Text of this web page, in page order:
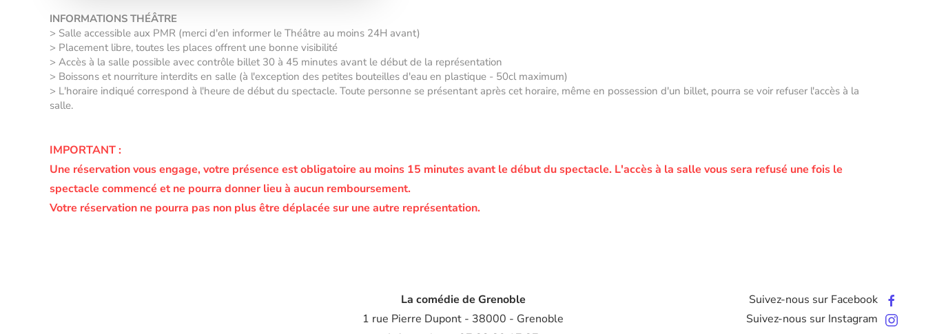
INFORMATIONS THÉÂTRE
> Salle accessible aux PMR (merci d'en informer le Théâtre au moins 24H avant)
> Placement libre, toutes les places offrent une bonne visibilité
> Accès à la salle possible avec contrôle billet 30 à 45 minutes avant le début de la représentation
> Boissons et nourriture interdits en salle (à l'exception des petites bouteilles d'eau en plastique - 50cl maximum)
> L'horaire indiqué correspond à l'heure de début du spectacle. Toute personne se présentant après cet horaire, même en possession d'un billet, pourra se voir refuser l'accès à la
salle.
IMPORTANT :
Une réservation vous engage, votre présence est obligatoire au moins 15 minutes avant le début du spectacle. L'accès à la salle vous sera refusé une fois le
spectacle commencé et ne pourra donner lieu à aucun remboursement.
Votre réservation ne pourra pas non plus être déplacée sur une autre représentation.
La comédie de Grenoble
1 rue Pierre Dupont - 38000 - Grenoble
Suivez-nous sur Facebook
Suivez-nous sur Instagram